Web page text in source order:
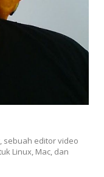
sebuah editor video
Linux, Mac, dan